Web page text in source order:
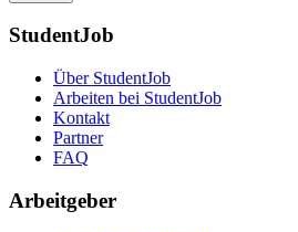
StudentJob
Über StudentJob
Arbeiten bei StudentJob
Kontakt
Partner
FAQ
Arbeitgeber